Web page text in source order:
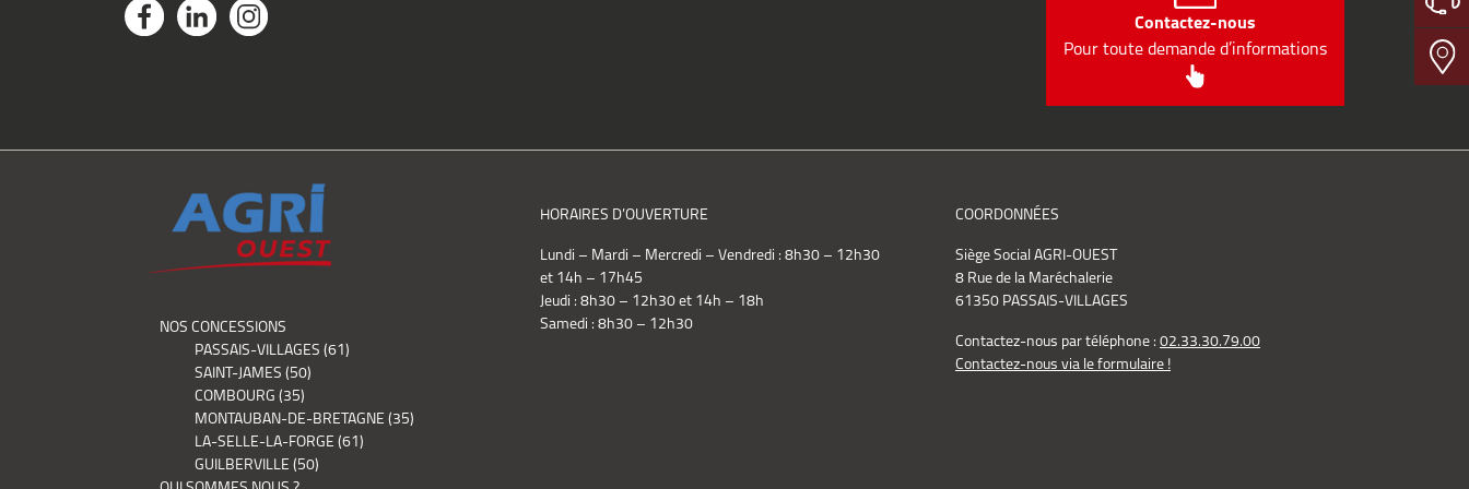
Contactez-nous
Pour toute demande d’informations
NOS CONCESSIONS
PASSAIS-VILLAGES (61)
SAINT-JAMES (50)
COMBOURG (35)
MONTAUBAN-DE-BRETAGNE (35)
LA-SELLE-LA-FORGE (61)
GUILBERVILLE (50)
HORAIRES D’OUVERTURE
Lundi – Mardi – Mercredi – Vendredi : 8h30 – 12h30
et 14h – 17h45
Jeudi : 8h30 – 12h30 et 14h – 18h
Samedi : 8h30 – 12h30
COORDONNÉES
Siège Social AGRI-OUEST
8 Rue de la Maréchalerie
61350 PASSAIS-VILLAGES
Contactez-nous par téléphone : 02.33.30.79.00
Contactez-nous via le formulaire !